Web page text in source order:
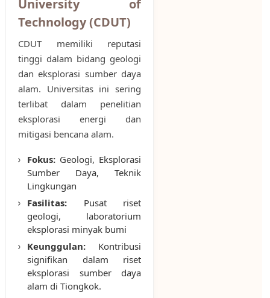
University of
Technology (CDUT)
CDUT memiliki reputasi
tinggi dalam bidang geologi
dan eksplorasi sumber daya
alam. Universitas ini sering
terlibat dalam penelitian
eksplorasi energi dan
mitigasi bencana alam.
Fokus:Geologi, Eksplorasi
Sumber Daya, Teknik
Lingkungan
Fasilitas:Pusat riset
geologi, laboratorium
eksplorasi minyak bumi
Keunggulan:Kontribusi
signifikan dalam riset
eksplorasi sumber daya
alam di Tiongkok.